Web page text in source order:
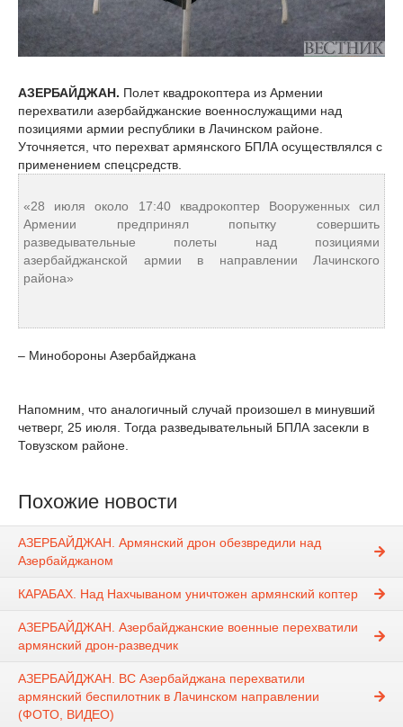
АЗЕРБАЙДЖАН. Полет квадрокоптера из Армении
перехватили азербайджанские военнослужащими над
позициями армии республики в Лачинском районе.
Уточняется, что перехват армянского БПЛА осуществлялся с
применением спецсредств.
«28 июля около 17:40 квадрокоптер Вооруженных сил
Армении предпринял попытку совершить
разведывательные полеты над позициями
азербайджанской армии в направлении Лачинского
района»
– Минобороны Азербайджана
Напомним, что аналогичный случай произошел в минувший
четверг, 25 июля. Тогда разведывательный БПЛА засекли в
Товузском районе.
Похожие новости
АЗЕРБАЙДЖАН. Армянский дрон обезвредили над
Азербайджаном
КАРАБАХ. Над Нахчываном уничтожен армянский коптер
АЗЕРБАЙДЖАН. Азербайджанские военные перехватили
армянский дрон-разведчик
АЗЕРБАЙДЖАН. ВС Азербайджана перехватили
армянский беспилотник в Лачинском направлении
(ФОТО, ВИДЕО)